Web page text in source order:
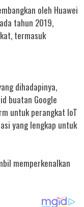
oleh Huawei
tahun 2019,
termasuk
dihadapinya,
buatan Google
untuk perangkat IoT
yang lengkap untuk
memperkenalkan